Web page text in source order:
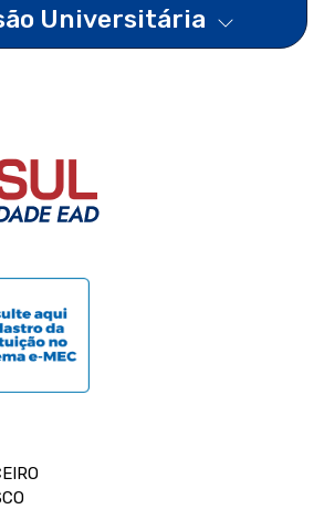
Universitária